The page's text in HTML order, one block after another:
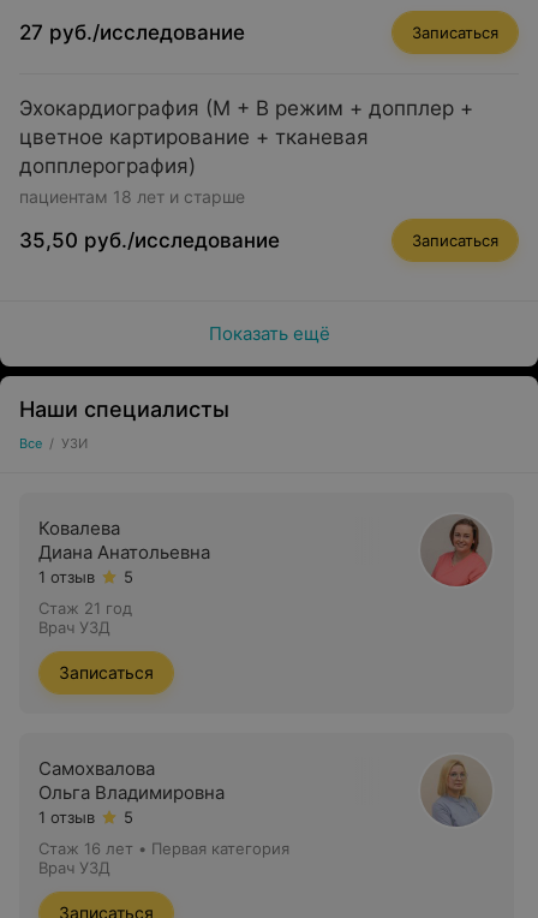
27 руб./исследование Записаться
Эхокардиография (М + В режим + допплер +
цветное картирование + тканевая
допплерография)
пациентам 18 лет и старше
35,50 руб./исследование Записаться
Показать ещё
Наши специалисты
Все / УЗИ
Ковалева
Диана Анатольевна
1 отзыв
5
Стаж 21 год
Врач УЗД
Записаться
Самохвалова
Ольга Владимировна
1 отзыв
5
Стаж 16 лет • Первая категория
Врач УЗД
Записаться